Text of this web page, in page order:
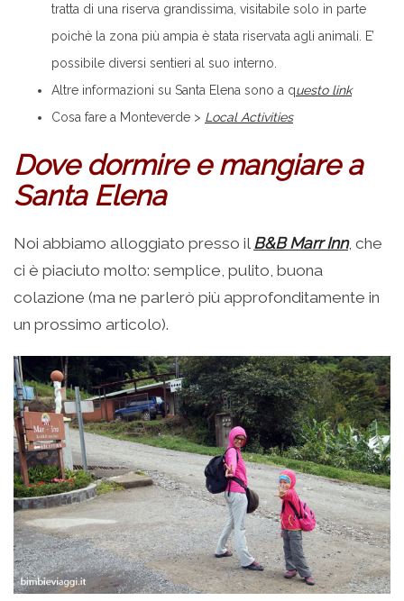
tratta di una riserva grandissima, visitabile solo in parte
poichè la zona più ampia è stata riservata agli animali. E’
possibile diversi sentieri al suo interno.
Altre informazioni su Santa Elena sono a questo link
Cosa fare a Monteverde > Local Activities
Dove dormire e mangiare a
Santa Elena
Noi abbiamo alloggiato presso il B&B Marr Inn, che
ci è piaciuto molto: semplice, pulito, buona
colazione (ma ne parlerò più approfonditamente in
un prossimo articolo).